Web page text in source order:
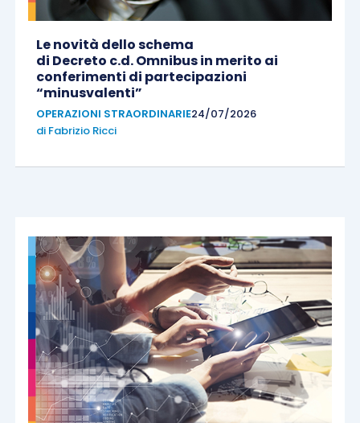
Le novità dello schema
di Decreto c.d. Omnibus in merito ai
conferimenti di partecipazioni
“minusvalenti”
OPERAZIONI STRAORDINARIE24/07/2026
di Fabrizio Ricci